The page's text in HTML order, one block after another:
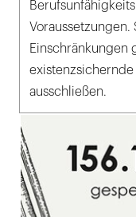
ausschließen.